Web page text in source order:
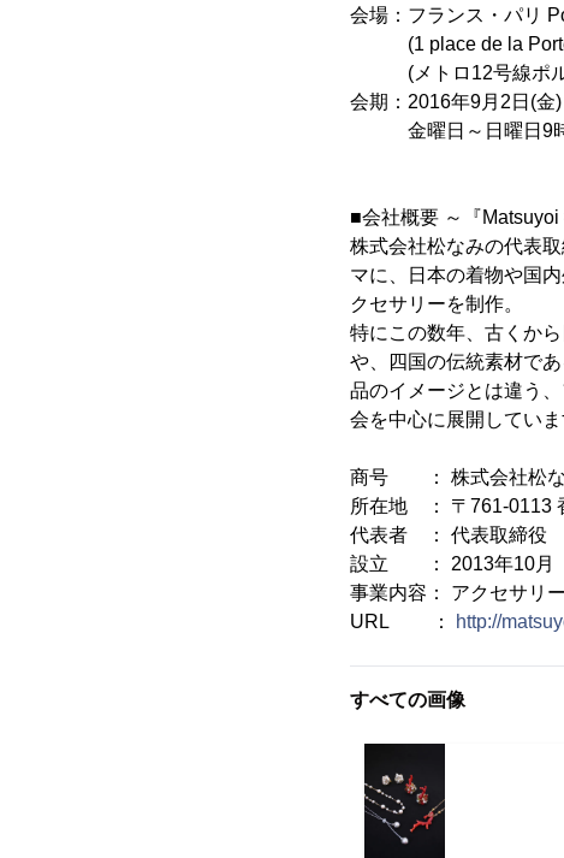
会場：フランス・パリ
(1 place de la Porte
(メトロ12号線ポルト
会期：2016年9月2日(金
金曜日～日曜日9時
■会社概要 ～『Matsuyoi
株式会社松なみの代表
マに、日本の着物や国
クセサリーを制作。
特にこの数年、古くか
や、四国の伝統素材で
品のイメージとは違う
会を中心に展開していま
商号 ： 株式会社松
所在地 ： 〒761-0113
代表者 ： 代表取締役
設立 ： 2013年10月
事業内容： アクセサリ
URL ：
http://
すべての画像